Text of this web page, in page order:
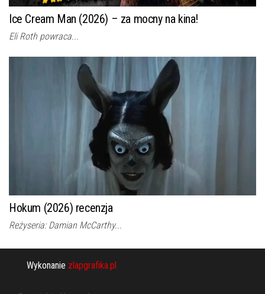
Ice Cream Man (2026) – za mocny na kina!
Eli Roth powraca...
Hokum (2026) recenzja
Reżyseria: Damian McCarthy...
Wykonanie zlapgrafika.pl